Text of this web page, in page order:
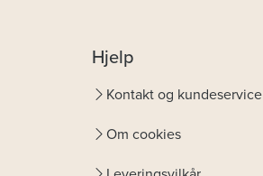
Hjelp
Kontakt og kundeservice
Om cookies